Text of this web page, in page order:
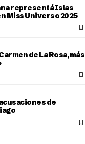
representá Islas
Miss Universo 2025
de La Rosa, más
de